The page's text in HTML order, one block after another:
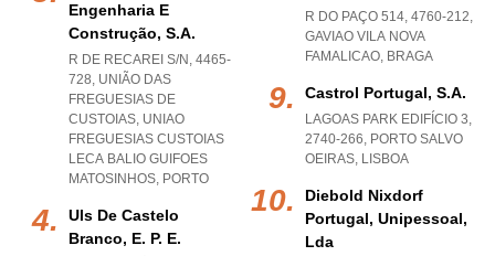
Engenharia E
Construção, S.a.
R DE RECAREI S/N, 4465-
728, UNIÃO DAS
FREGUESIAS DE
CUSTOIAS, UNIAO
FREGUESIAS CUSTOIAS
LECA BALIO GUIFOES
MATOSINHOS, PORTO
Uls De Castelo
Branco, E. P. E.
R DO PAÇO 514, 4760-212,
GAVIAO VILA NOVA
FAMALICAO, BRAGA
Castrol Portugal, S.a.
LAGOAS PARK EDIFÍCIO 3,
2740-266, PORTO SALVO
OEIRAS, LISBOA
Diebold Nixdorf
Portugal, Unipessoal,
Lda